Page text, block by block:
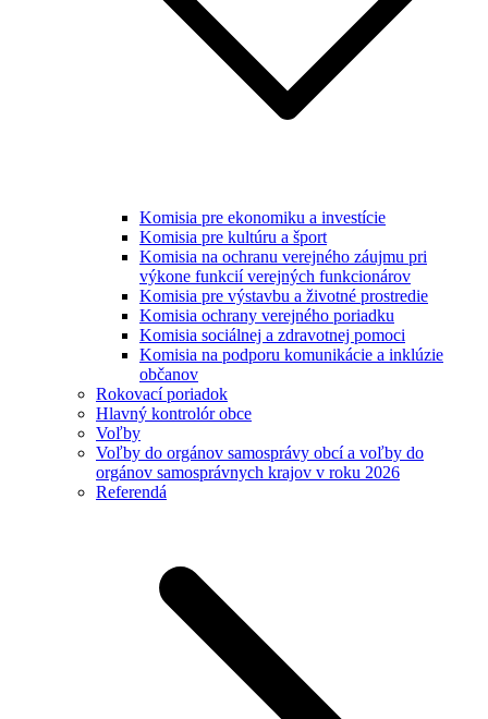
Komisia pre ekonomiku a investície
Komisia pre kultúru a šport
Komisia na ochranu verejného záujmu pri
výkone funkcií verejných funkcionárov
Komisia pre výstavbu a životné prostredie
Komisia ochrany verejného poriadku
Komisia sociálnej a zdravotnej pomoci
Komisia na podporu komunikácie a inklúzie
občanov
Rokovací poriadok
Hlavný kontrolór obce
Voľby
Voľby do orgánov samosprávy obcí a voľby do
orgánov samosprávnych krajov v roku 2026
Referendá